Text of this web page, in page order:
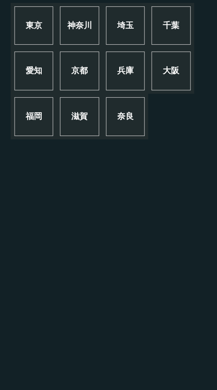
東京 神奈川 埼玉 千葉
愛知 京都 兵庫 大阪
福岡 滋賀 奈良